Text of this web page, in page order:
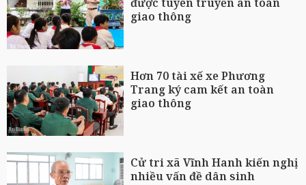
giao thông
Hơn 70 tài xế xe Phương
Trang ký cam kết an toàn
giao thông
Cử tri xã Vĩnh Hanh kiến nghị
nhiều vấn đề dân sinh